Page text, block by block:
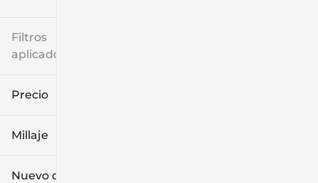
Filtros
aplicados
Precio
Millaje
Nuevo o usado